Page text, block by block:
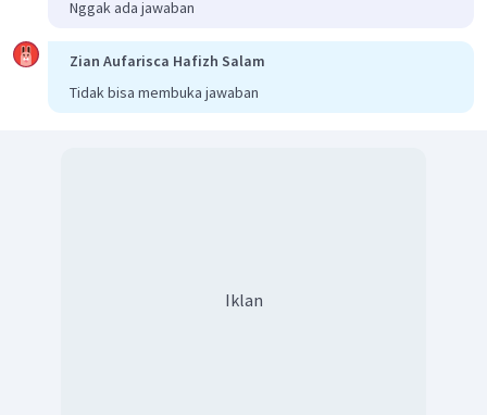
Nggak ada jawaban
Zian Aufarisca Hafizh Salam
Tidak bisa membuka jawaban
Iklan